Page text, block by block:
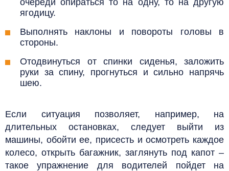
ягодицу.
Выполнять наклоны и повороты головы в
стороны.
Отодвинуться от спинки сиденья, заложить
руки за спину, прогнуться и сильно напрячь
шею.
Если ситуация позволяет, например, на
длительных остановках, следует выйти из
машины, обойти ее, присесть и осмотреть каждое
колесо, открыть багажник, заглянуть под капот –
такое упражнение для водителей пойдет на